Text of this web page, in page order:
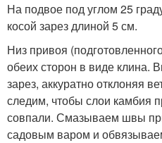
На подвое под углом 25
косой зарез длиной 5 см.
Низ привоя
обеих сторон в виде клина.
зарез, аккуратно отклоняя
следим, чтобы слои камбия
совпали. Смазываем швы
садовым варом и